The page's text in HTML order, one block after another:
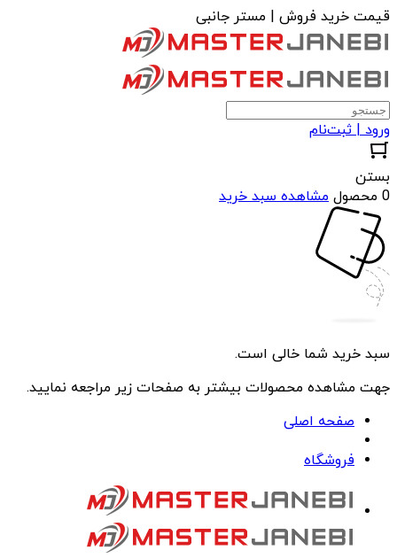
قیمت خرید فروش | مستر جانبی
ورود | ثبت‌نام
بستن
0 محصول
مشاهده سبد خرید
سبد خرید شما خالی است.
جهت مشاهده محصولات بیشتر به صفحات زیر مراجعه نمایید.
صفحه اصلی
فروشگاه